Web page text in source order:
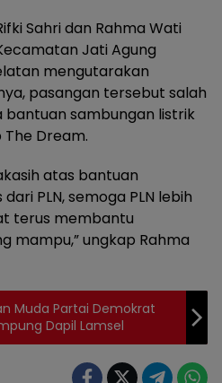
Sahri dan Rahma Wati
Jati Agung
mengutarakan
pasangan tersebut salah
sambungan listrik
Dream.
atas bantuan
PLN, semoga PLN lebih
terus membantu
mampu,” ungkap Rahma
Muda Partai Demokrat
Dapil Lamsel